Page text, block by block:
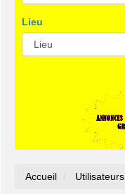
Lieu
Accueil Utilisateurs